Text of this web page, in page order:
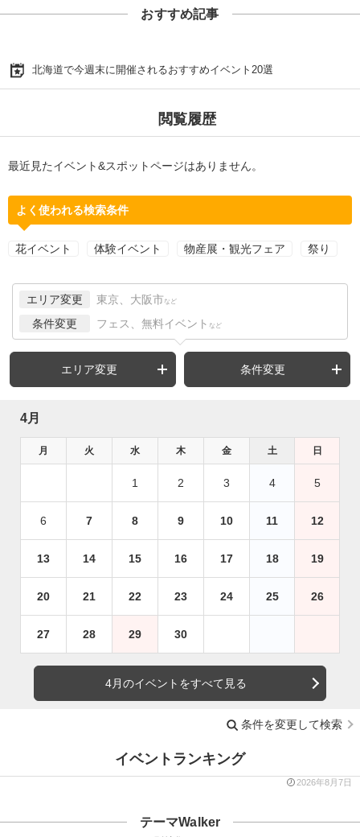
おすすめ記事
北海道で今週末に開催されるおすすめイベント20選
閲覧履歴
最近見たイベント&スポットページはありません。
よく使われる検索条件
花イベント 体験イベント 物産展・観光フェア 祭り
エリア変更 東京、大阪市 など
条件変更 フェス、無料イベント など
エリア変更 条件変更
4月
月 火 水 木 金 土 日
1 2 3 4 5
6 7 8 9 10 11 12
13 14 15 16 17 18 19
20 21 22 23 24 25 26
27 28 29 30
4月のイベントをすべて見る
条件を変更して検索
イベントランキング
2026年8月7日
テーマWalker